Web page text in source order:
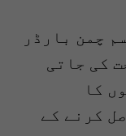
چمن بارڈر
کی جاتی
کا
کرنے کے